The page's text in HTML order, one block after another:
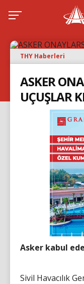
THY Haberleri
ASKER
UÇUŞLAR
Asker kabul
Sivil Havacılık